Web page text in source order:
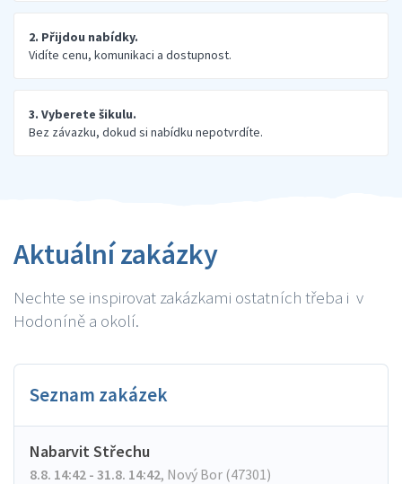
2. Přijdou nabídky.
Vidíte cenu, komunikaci a dostupnost.
3. Vyberete šikulu.
Bez závazku, dokud si nabídku nepotvrdíte.
Aktuální zakázky
Nechte se inspirovat zakázkami ostatních třeba i v
Hodoníně a okolí.
Seznam zakázek
Nabarvit Střechu
8.8. 14:42 - 31.8. 14:42, Nový Bor (47301)